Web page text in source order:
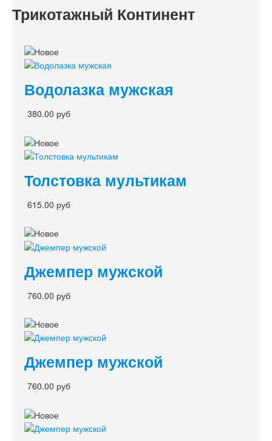
Трикотажный Континент
Водолазка мужская
380.00 руб
Толстовка мультикам
615.00 руб
Джемпер мужской
760.00 руб
Джемпер мужской
760.00 руб